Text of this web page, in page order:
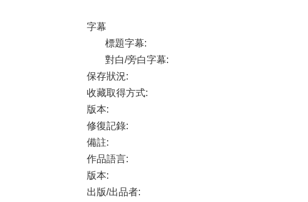
字幕
標題字幕:
對白/旁白字幕:
保存狀況:
收藏取得方式:
版本:
修復記錄:
備註:
作品語言:
版本:
出版/出品者: